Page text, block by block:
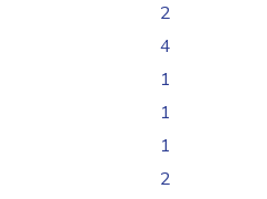
2
4
1
1
1
2